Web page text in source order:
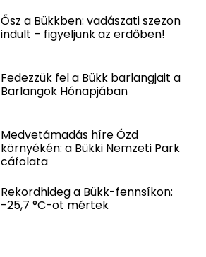
Ősz a Bükkben: vadászati szezon
indult – figyeljünk az erdőben!
Fedezzük fel a Bükk barlangjait a
Barlangok Hónapjában
Medvetámadás híre Ózd
környékén: a Bükki Nemzeti Park
cáfolata
Rekordhideg a Bükk-fennsíkon:
-25,7 °C-ot mértek